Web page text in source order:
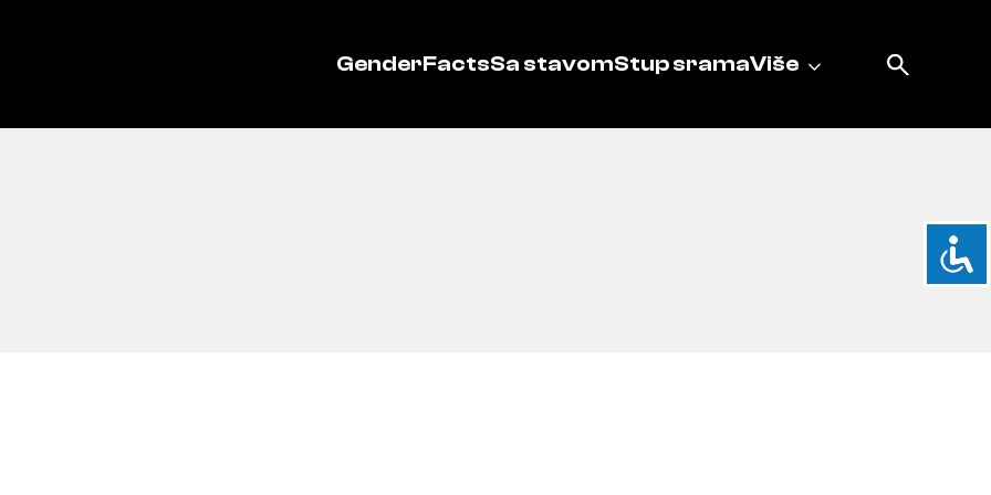
GenderFactsSa stavomStup sramaViše